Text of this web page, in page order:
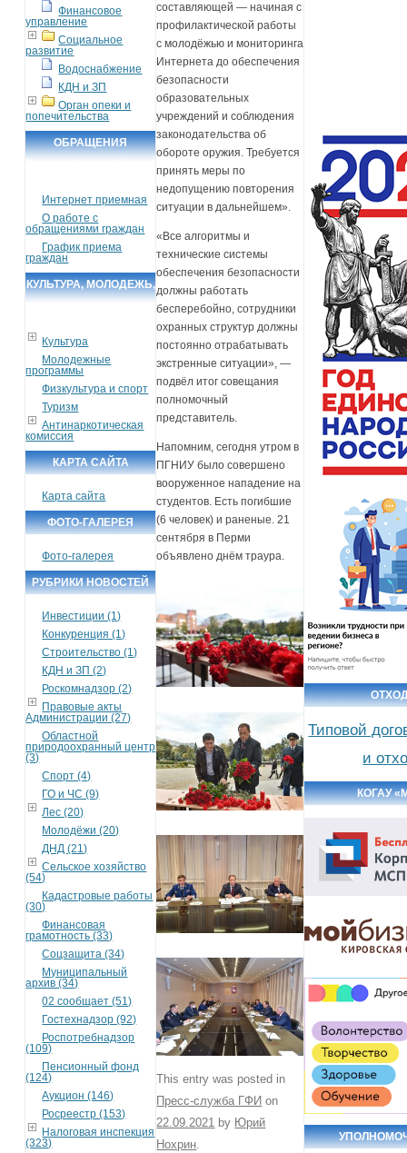
Финансовое
управление
Социальное
развитие
Водоснабжение
КДН и ЗП
Орган опеки и
попечительства
ОБРАЩЕНИЯ
Интернет приемная
О работе с
обращениями граждан
График приема
граждан
КУЛЬТУРА, МОЛОДЕЖЬ,
Культура
Молодежные
программы
Физкультура и спорт
Туризм
Антинаркотическая
комиссия
КАРТА САЙТА
Карта сайта
ФОТО-ГАЛЕРЕЯ
Фото-галерея
РУБРИКИ НОВОСТЕЙ
Инвестиции (1)
Конкуренция (1)
Строительство (1)
КДН и ЗП (2)
Роскомнадзор (2)
Правовые акты
Администрации (27)
Областной
природоохранный центр
(3)
Спорт (4)
ГО и ЧС (9)
Лес (20)
Молодёжи (20)
ДНД (21)
Сельское хозяйство
(54)
Кадастровые работы
(30)
Финансовая
грамотность (33)
Соцзащита (34)
Муниципальный
архив (34)
02 сообщает (51)
Гостехнадзор (92)
Роспотребнадзор
(109)
Пенсионный фонд
(124)
Аукцион (146)
Росреестр (153)
Налоговая инспекция
(323)
составляющей — начиная с
профилактической работы
с молодёжью и мониторинга
Интернета до обеспечения
безопасности
образовательных
учреждений и соблюдения
законодательства об
обороте оружия. Требуется
принять меры по
недопущению повторения
ситуации в дальнейшем».
«Все алгоритмы и
технические системы
обеспечения безопасности
должны работать
бесперебойно, сотрудники
охранных структур должны
постоянно отрабатывать
экстренные ситуации», —
подвёл итог совещания
полномочный
представитель.
Напомним, сегодня утром в
ПГНИУ было совершено
вооруженное нападение на
студентов. Есть погибшие
(6 человек) и раненые. 21
сентября в Перми
объявлено днём траура.
This entry was posted in
Пресс-служба ГФИ on
22.09.2021 by Юрий
Нохрин.
Типовой
и
КОГАУ